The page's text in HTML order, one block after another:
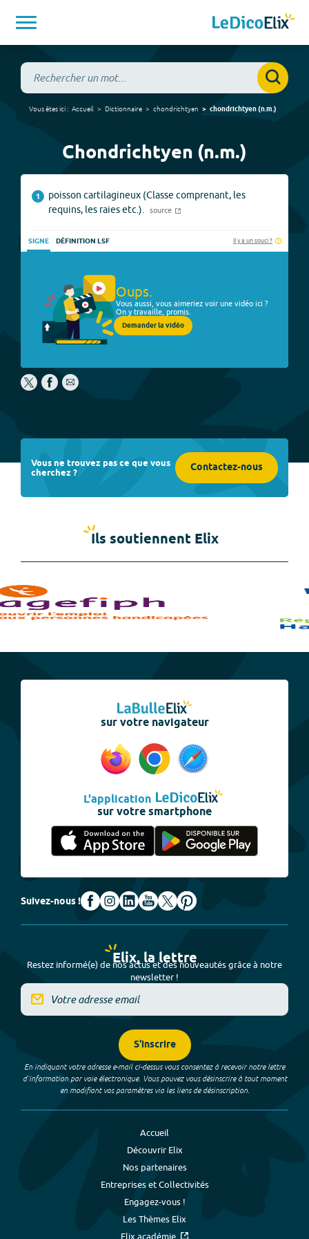
Vous êtes ici : Accueil Dictionnaire chondrichtyen chondrichtyen(n.m.)
Chondrichtyen (n.m.)
1
poisson cartilagineux (Classe comprenant, les
requins, les raies etc.).
source
SIGNE DÉFINITION LSF Il y a un souci ?
Oups.
Vous aussi, vous aimeriez voir une vidéo ici ?
On y travaille, promis.
Demander la vidéo
Vous ne trouvez pas ce que vous
cherchez ? Contactez-nous
Ils soutiennent Elix
sur votre navigateur
L'application
sur votre smartphone
Suivez-nous !
Elix, la lettre
Restez informé(e) de nos actus et des nouveautés grâce à notre
newsletter !
S'inscrire
En indiquant votre adresse e-mail ci-dessus vous consentez à recevoir notre lettre
d’information par voie électronique. Vous pouvez vous désinscrire à tout moment
en modifiant vos paramètres via les liens de désinscription.
Accueil
Découvrir Elix
Nos partenaires
Entreprises et Collectivités
Engagez-vous !
Les Thèmes Elix
Elix académie